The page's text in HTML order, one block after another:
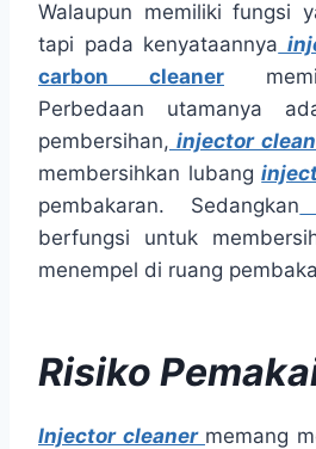
Walaupun memiliki fungsi
tapi pada kenyataannya
carbon cleaner
Perbedaan utamanya
pembersihan, injector
membersihkan lubang
pembakaran. Sedangkan
berfungsi untuk
menempel di ruang
Risiko
Injector cleaner memang